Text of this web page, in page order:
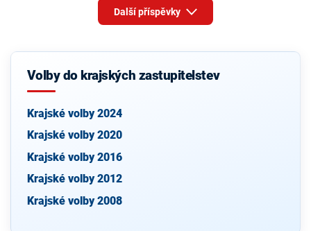
Další příspěvky
Volby do krajských zastupitelstev
Krajské volby 2024
Krajské volby 2020
Krajské volby 2016
Krajské volby 2012
Krajské volby 2008